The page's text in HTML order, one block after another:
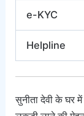
e-KYC
Helpline
सुनीता देवी के घर